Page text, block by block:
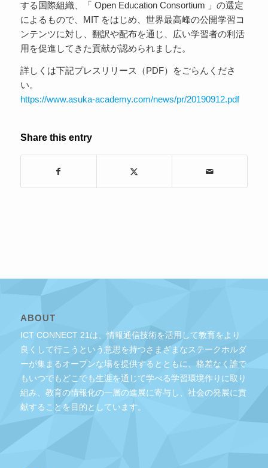
する国際組織、「 Open Education Consortium 」の選定
によるもので、MIT をはじめ、世界最高峰の公開学習コ
ンテンツに対し、翻訳や配布を通じ、広い学習者の利活
用を促進してきた貢献が認められました。
詳しくは下記プレスリリース（PDF）をごらんくださ
い。
https://www.asuka-academy.com/news/pr/20190912.pdf
Share this entry
ABOUT
ICT CONNECT 21は、情報通信技術を活用して教育をより
良くして行こうという意思を持つさまざまなステークホルダ
ーが集まるオープンな場を提供するとともに、格差なく誰で
もいつでもどこでも生涯を通じて学べる学習環境作りに取り
組み、教育の情報化の一層の進展に寄与し、社会の発展に貢
献することを目的としています。